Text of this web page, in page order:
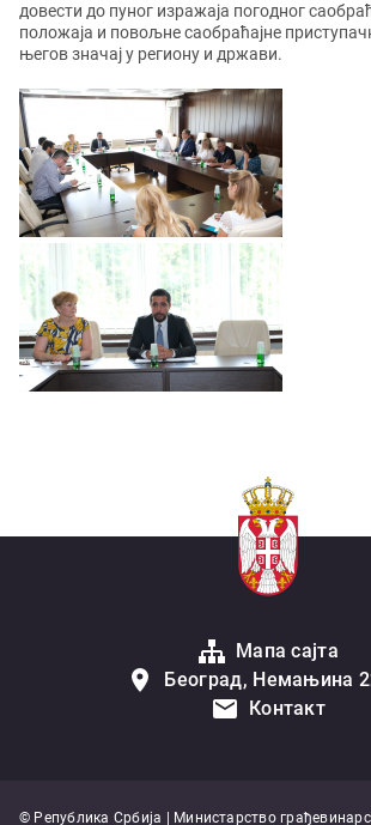
довести до пуног изражаја погодног
положаја и повољне саобраћајне
његов значај у региону и држави.
Мапа сајта
Београд, Немањина
Контакт
© Република Србија | Министарство